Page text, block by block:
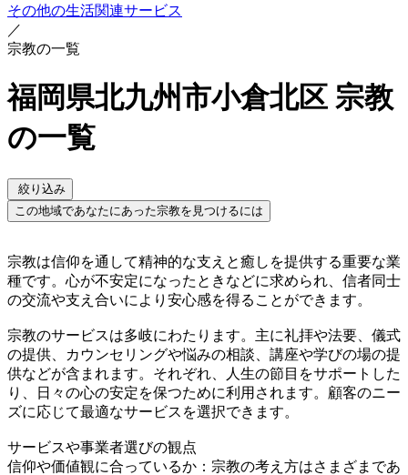
その他の生活関連サービス
／
宗教の一覧
福岡県北九州市小倉北区 宗教
の一覧
絞り込み
この地域であなたにあった宗教を見つけるには
宗教は信仰を通して精神的な支えと癒しを提供する重要な業
種です。心が不安定になったときなどに求められ、信者同士
の交流や支え合いにより安心感を得ることができます。
宗教のサービスは多岐にわたります。主に礼拝や法要、儀式
の提供、カウンセリングや悩みの相談、講座や学びの場の提
供などが含まれます。それぞれ、人生の節目をサポートした
り、日々の心の安定を保つために利用されます。顧客のニー
ズに応じて最適なサービスを選択できます。
サービスや事業者選びの観点
信仰や価値観に合っているか：宗教の考え方はさまざまであ